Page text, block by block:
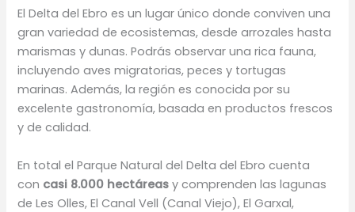
El Delta del Ebro es un lugar único donde conviven una
gran variedad de ecosistemas, desde arrozales hasta
marismas y dunas. Podrás observar una rica fauna,
incluyendo aves migratorias, peces y tortugas
marinas. Además, la región es conocida por su
excelente gastronomía, basada en productos frescos
y de calidad.
En total el Parque Natural del Delta del Ebro cuenta
con casi 8.000 hectáreas y comprenden las lagunas
de Les Olles, El Canal Vell (Canal Viejo), El Garxal,